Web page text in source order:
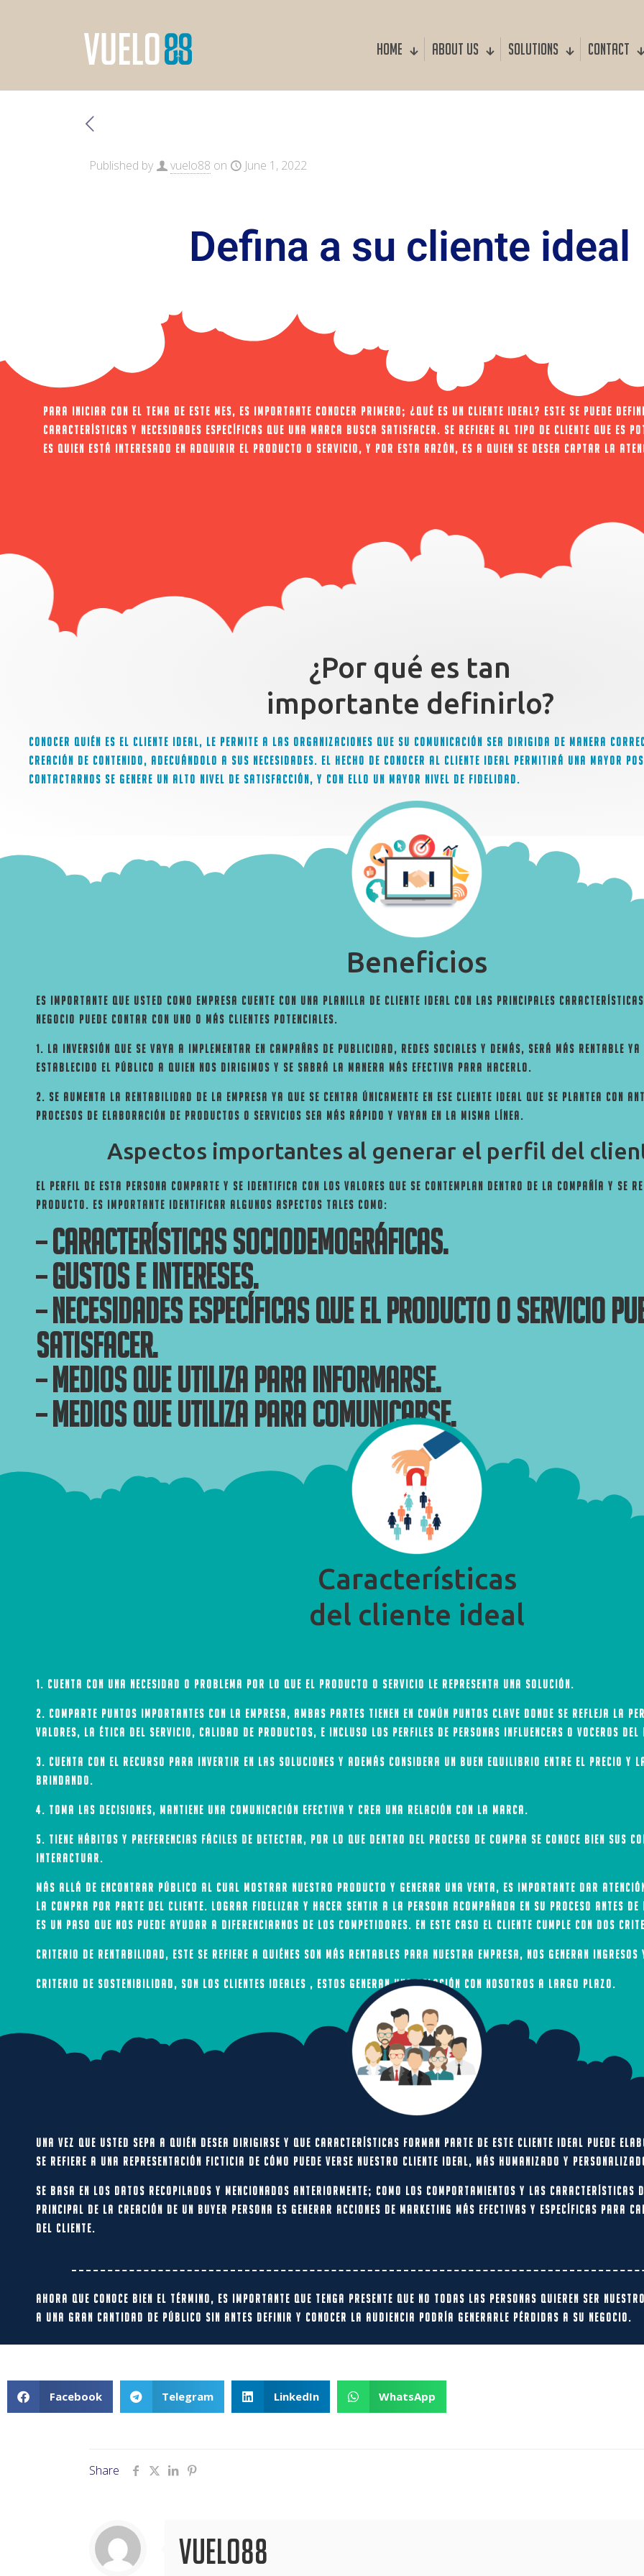
Home About us Solutions Contact
Published by vuelo88 on June 1, 2022
Defina a su cliente ideal
Para iniciar con el tema de este mes, es importante conocer primero; ¿qué es un cliente ideal? Este se puede
características y necesidades específicas que una marca busca satisfacer. Se refiere al tipo de cliente que es
es quien está interesado en adquirir el producto o servicio, y por esta razón, es a quien se desea captar la
¿Por qué es tan
importante definirlo?
Conocer quién es el cliente ideal, le permite a las organizaciones que su comunicación sea dirigida de manera
creación de contenido, adecuándolo a sus necesidades. El hecho de conocer al cliente ideal permitirá una mayor
contactarnos se genere un alto nivel de satisfacción, y con ello un mayor nivel de fidelidad.
Beneficios
Es importante que usted como empresa cuente con una planilla de cliente ideal con las principales
negocio puede contar con uno o más clientes potenciales.
1. La inversión que se vaya a implementar en campañas de publicidad, redes sociales y demás, será más rentable
establecido el público a quien nos dirigimos y se sabrá la manera más efectiva para hacerlo.
2. Se aumenta la rentabilidad de la empresa ya que se centra únicamente en ese cliente ideal que se plantea con
procesos de elaboración de productos o servicios sea más rápido y vayan en la misma línea.
Aspectos importantes al generar el perfil del
El perfil de esta persona comparte y se identifica con los valores que se contemplan dentro de la compañía y se
producto. Es importante identificar algunos aspectos tales como:
– Características sociodemográficas.
– Gustos e intereses.
– Necesidades específicas que el producto o servicio
satisfacer.
– Medios que utiliza para informarse.
– Medios que utiliza para comunicarse.
Características
del cliente ideal
1. Cuenta con una necesidad o problema por lo que el producto o servicio le representa una solución.
2. Comparte puntos importantes con la empresa, ambas partes tienen en común puntos clave donde se refleja la
valores, la ética del servicio, calidad de productos, e incluso los perfiles de personas influencers o voceros del
3. Cuenta con el recurso para invertir en las soluciones y además considera un buen equilibrio entre el precio y
brindando.
4. Toma las decisiones, mantiene una comunicación efectiva y crea una relación con la marca.
5. Tiene hábitos y preferencias fáciles de detectar, por lo que dentro del proceso de compra se conoce bien sus
interactuar.
Más allá de encontrar público al cual mostrar nuestro producto y generar una venta, es importante dar atención
la compra por parte del cliente. Lograr fidelizar y hacer sentir a la persona acompañada en su proceso antes de
es un paso que nos puede ayudar a diferenciarnos de los competidores. En este caso el cliente cumple con dos
Criterio de rentabilidad, este se refiere a quiénes son más rentables para nuestra empresa, nos generan ingresos
Criterio de sostenibilidad, son los clientes ideales , estos generan una relación con nosotros a largo plazo.
Una vez que usted sepa a quién desea dirigirse y que características forman parte de este cliente ideal puede
se refiere a una representación ficticia de cómo puede verse nuestro cliente ideal, más humanizado y
Se basa en los datos recopilados y mencionados anteriormente; como los comportamientos y las características
principal de la creación de un buyer persona es generar acciones de marketing más efectivas y específicas para
del cliente.
Ahora que conoce bien el término, es importante que tenga presente que no todas las personas quieren ser
a una gran cantidad de público sin antes definir y conocer la audiencia podría generarle pérdidas a su negocio.
Facebook Telegram LinkedIn WhatsApp
Share
vuelo88